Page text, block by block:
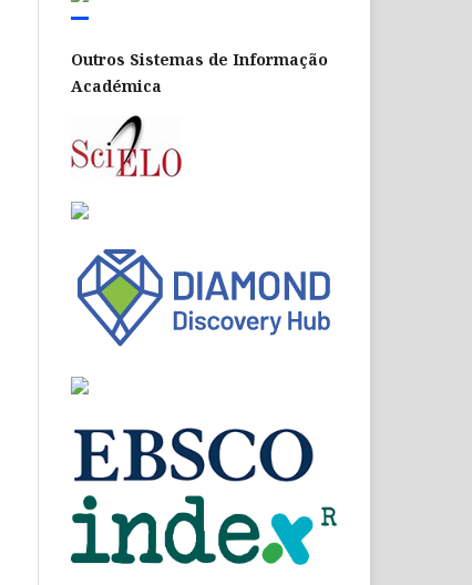
Outros Sistemas de Informação
Académica